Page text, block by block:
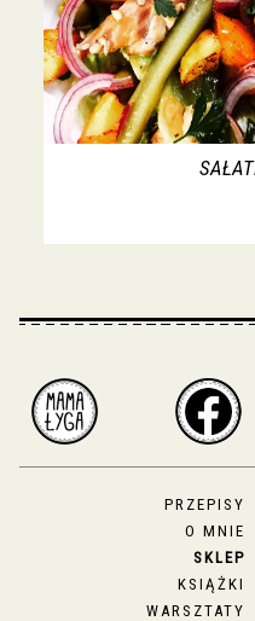
PRZEPISY
O MNIE
SKLEP
KSIĄŻKI
WARSZTATY